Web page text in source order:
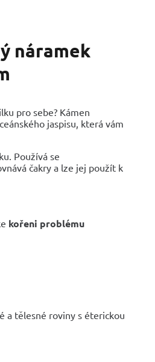
náramek
pro sebe? Kámen
jaspisu, která vám
Používá se
čakry a lze jej použít k
kořeni problému
a tělesné roviny s éterickou